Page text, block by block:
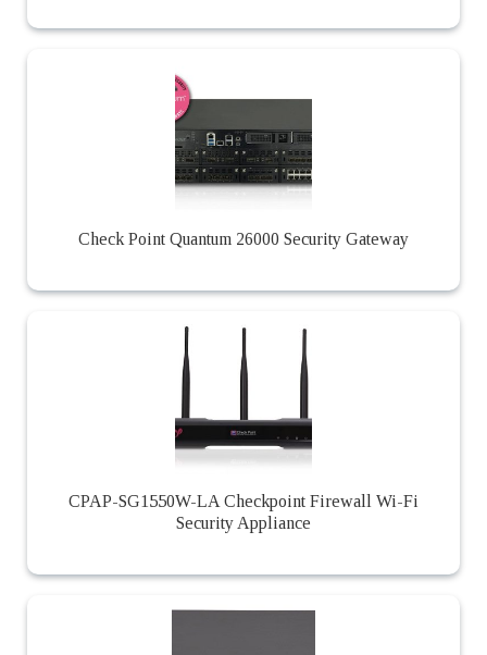
Check Point Quantum 26000 Security Gateway
CPAP-SG1550W-LA Checkpoint Firewall Wi-Fi
Security Appliance